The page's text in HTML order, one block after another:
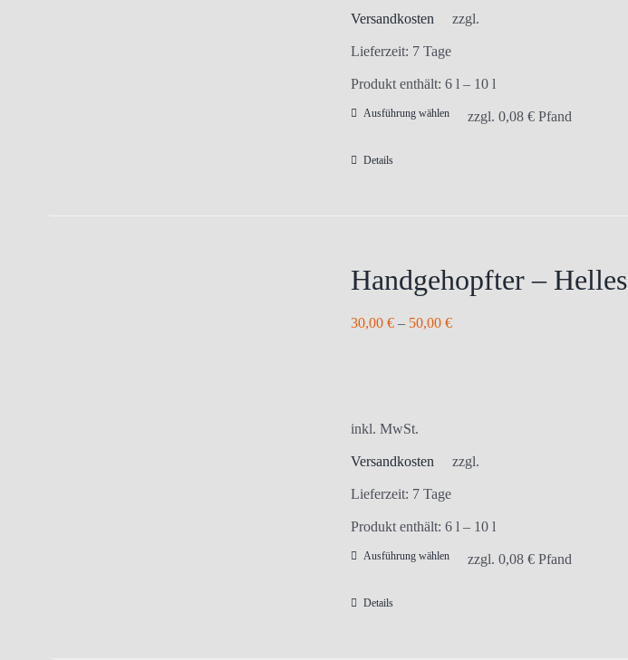
zzgl.
Versandkosten
Lieferzeit: 7 Tage
Produkt enthält: 6 l – 10 l
Ausführung wählen
Dieses
Optionen
zzgl. 0,08 €Pfand
Details
Handgehopfter – Helles
30,00 €– 50,00 €
inkl. MwSt.
zzgl.
Versandkosten
Lieferzeit: 7 Tage
Produkt enthält: 6 l – 10 l
Ausführung wählen
Dieses
zzgl. 0,08 €Pfand
Details